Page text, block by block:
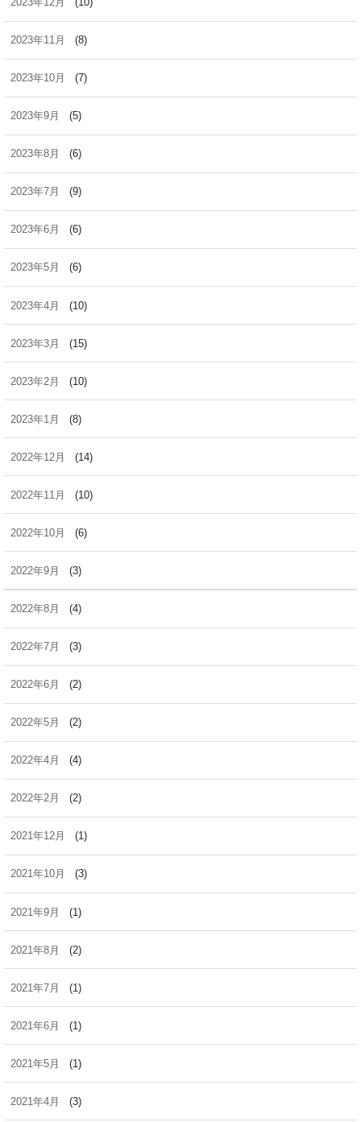
2023年11月 (8)
2023年10月 (7)
2023年9月 (5)
2023年8月 (6)
2023年7月 (9)
2023年6月 (6)
2023年5月 (6)
2023年4月 (10)
2023年3月 (15)
2023年2月 (10)
2023年1月 (8)
2022年12月 (14)
2022年11月 (10)
2022年10月 (6)
2022年9月 (3)
2022年8月 (4)
2022年7月 (3)
2022年6月 (2)
2022年5月 (2)
2022年4月 (4)
2022年2月 (2)
2021年12月 (1)
2021年10月 (3)
2021年9月 (1)
2021年8月 (2)
2021年7月 (1)
2021年6月 (1)
2021年5月 (1)
2021年4月 (3)